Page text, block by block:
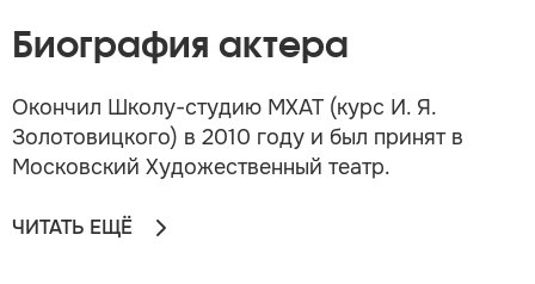
Биография актера
Окончил Школу-студию МХАТ (курс И. Я.
Золотовицкого) в 2010 году и был принят в
Московский Художественный театр.
ЧИТАТЬ ЕЩЁ